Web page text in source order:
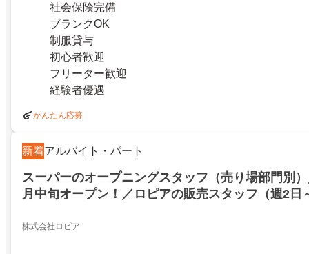
社会保険完備
ブランクOK
制服貸与
初心者歓迎
フリーター歓迎
経験者優遇
かんたん応募
新着アルバイト・パート
スーパーのオープニングスタッフ（売り場部門別
月中旬オープン！／ロピアの販売スタッフ（週2日
髪色自由
株式会社ロピア